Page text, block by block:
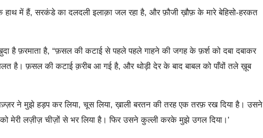
हाथ में हैं, सरकंडे का दलदली इलाक़ा जल रहा है, और फ़ौजी ख़ौफ़ के मारे बेहिसो-हरकत
है फ़रमाता है, “फ़सल की कटाई से पहले पहले गाहने की जगह के फ़र्श को दबा दबाकर
है। फ़सल की कटाई क़रीब आ गई है, और थोड़ी देर के बाद बाबल को पाँवों तले ख़ूब
ने मुझे हड़प कर लिया, चूस लिया, ख़ाली बरतन की तरह एक तरफ़ रख दिया है। उसने
मेरी लज़ीज़ चीज़ों से भर लिया है। फिर उसने कुल्ली करके मुझे उगल दिया।’